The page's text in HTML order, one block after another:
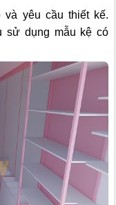
yêu cầu thiết kế.
sử dụng mẫu kệ có